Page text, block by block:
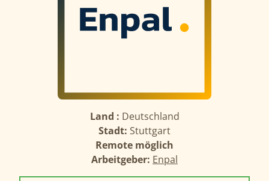
Land : Deutschland
Stadt: Stuttgart
Remote möglich
Arbeitgeber: Enpal